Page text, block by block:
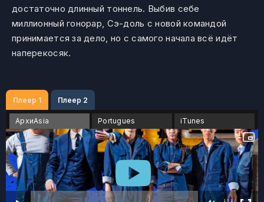
достаточно длинный тоннель. Выбив себе
миллионный гонорар, Сэ-доль с новой командой
принимается за дело, но с самого начала всё идёт
наперекосяк.
Плеер 1 Плеер 2
АрхиAsia Portugues iTunes